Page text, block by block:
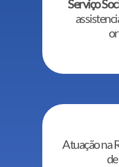
Serviço
Atuação na
de